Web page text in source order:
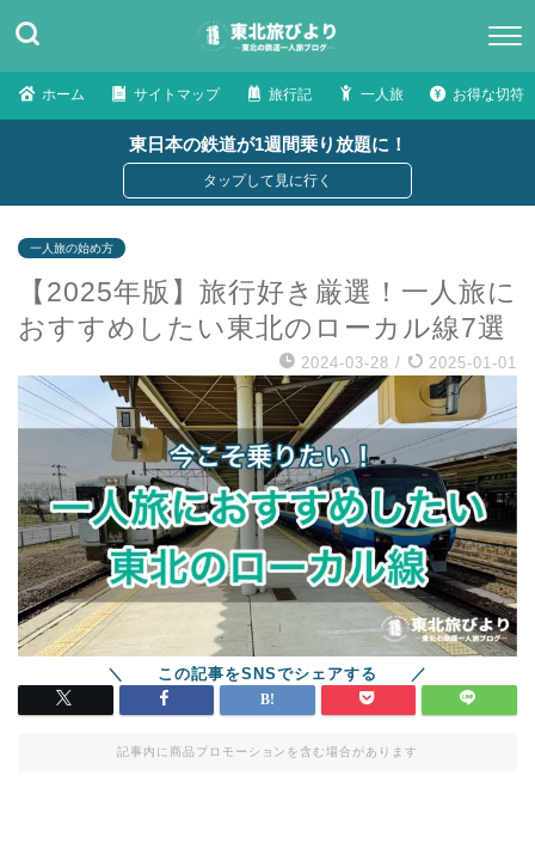
ホーム サイトマップ 旅行記 一人旅 お得な切符
東日本の鉄道が1週間乗り放題に！
一人旅の始め方
【2025年版】旅行好き厳選！一人旅に
おすすめしたい東北のローカル線7選
2024-03-28 / 2025-01-01
記事内に商品プロモーションを含む場合があります